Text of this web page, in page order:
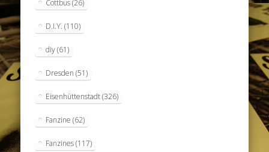
Cottbus(26)
D.I.Y. (110)
diy(61)
Dresden (51)
Eisenhüttenstadt(326)
Fanzine (62)
Fanzines(117)